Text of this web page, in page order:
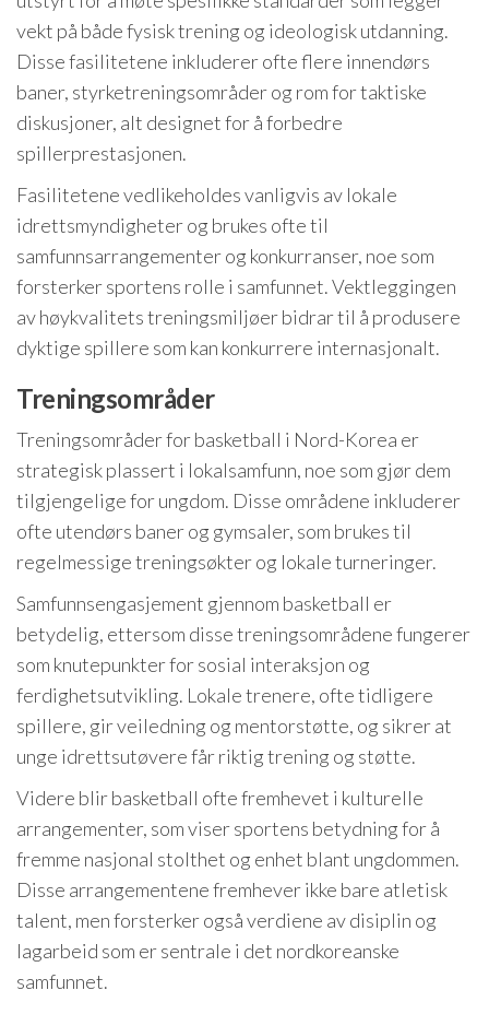
vekt på både fysisk trening og ideologisk utdanning.
Disse fasilitetene inkluderer ofte flere innendørs
baner, styrketreningsområder og rom for taktiske
diskusjoner, alt designet for å forbedre
spillerprestasjonen.
Fasilitetene vedlikeholdes vanligvis av lokale
idrettsmyndigheter og brukes ofte til
samfunnsarrangementer og konkurranser, noe som
forsterker sportens rolle i samfunnet. Vektleggingen
av høykvalitets treningsmiljøer bidrar til å produsere
dyktige spillere som kan konkurrere internasjonalt.
Treningsområder
Treningsområder for basketball i Nord-Korea er
strategisk plassert i lokalsamfunn, noe som gjør dem
tilgjengelige for ungdom. Disse områdene inkluderer
ofte utendørs baner og gymsaler, som brukes til
regelmessige treningsøkter og lokale turneringer.
Samfunnsengasjement gjennom basketball er
betydelig, ettersom disse treningsområdene fungerer
som knutepunkter for sosial interaksjon og
ferdighetsutvikling. Lokale trenere, ofte tidligere
spillere, gir veiledning og mentorstøtte, og sikrer at
unge idrettsutøvere får riktig trening og støtte.
Videre blir basketball ofte fremhevet i kulturelle
arrangementer, som viser sportens betydning for å
fremme nasjonal stolthet og enhet blant ungdommen.
Disse arrangementene fremhever ikke bare atletisk
talent, men forsterker også verdiene av disiplin og
lagarbeid som er sentrale i det nordkoreanske
samfunnet.